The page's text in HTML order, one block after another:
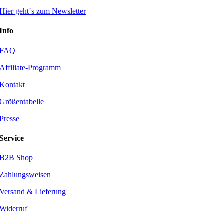
Hier geht´s zum Newsletter
Info
FAQ
Affiliate-Programm
Kontakt
Größentabelle
Presse
Service
B2B Shop
Zahlungsweisen
Versand & Lieferung
Widerruf